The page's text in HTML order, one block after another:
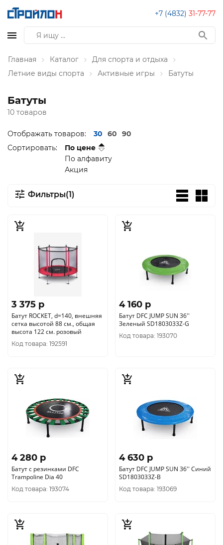
+7 (4832) 31-77-77
Главная Каталог
Для спорта и отдыха
Летние виды спорта
Активные игры Батуты
Батуты
10 товаров
Отображать товаров: 30 60
90
Сортировать:
По цене
По алфавиту
Акция
Фильтры(1)
3 375 p
Батут ROCKET, d=140, внешняя
сетка высотой 88 см., общая
высота 122 см. розовый
Код товара: 192591
4 160 p
Батут DFC JUMP SUN 36''
Зеленый SD1803033Z-G
Код товара: 193070
4 280 p
Батут с резинками DFC
Trampoline Dia 40
Код товара: 193074
4 630 p
Батут DFC JUMP SUN 36'' Синий
SD1803033Z-B
Код товара: 193069